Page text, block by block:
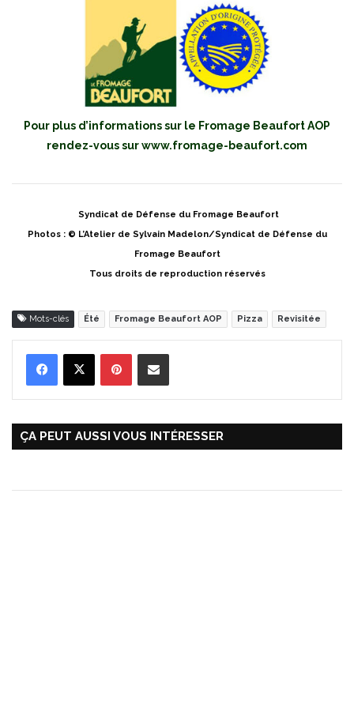
Pour plus d’informations sur le Fromage Beaufort AOP
rendez-vous surwww.fromage-beaufort.com
Syndicat de Défense du Fromage Beaufort
Photos : © L’Atelier de Sylvain Madelon/Syndicat de Défense du
Fromage Beaufort
Tous droits de reproduction réservés
Mots-clés Été Fromage Beaufort AOP Pizza Revisitée
ÇA PEUT AUSSI VOUS INTÉRESSER